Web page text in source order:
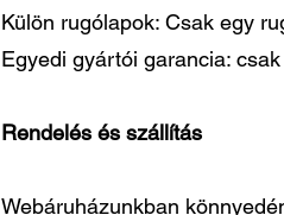
Külön rugólapok: Csak egy
Egyedi gyártói garancia:
Rendelés és szállítás
Webáruházunkban